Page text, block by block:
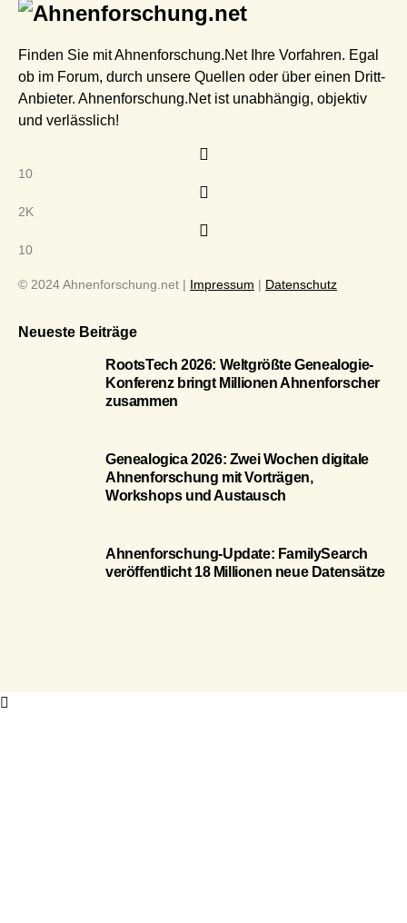
Finden Sie mit Ahnenforschung.Net Ihre Vorfahren. Egal
ob im Forum, durch unsere Quellen oder über einen Dritt-
Anbieter. Ahnenforschung.Net ist unabhängig, objektiv
und verlässlich!
10
2K
10
© 2024 Ahnenforschung.net | Impressum | Datenschutz
Neueste Beiträge
RootsTech 2026: Weltgrößte Genealogie-
Konferenz bringt Millionen Ahnenforscher
zusammen
Genealogica 2026: Zwei Wochen digitale
Ahnenforschung mit Vorträgen,
Workshops und Austausch
Ahnenforschung-Update: FamilySearch
veröffentlicht 18 Millionen neue Datensätze